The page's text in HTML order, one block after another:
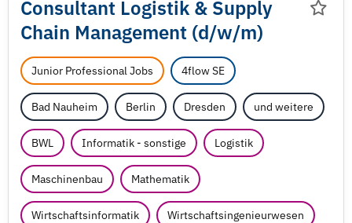
Consultant Logistik & Supply
Chain Management (d/w/m)
Junior Professional Jobs 4flow SE
Bad Nauheim Berlin Dresden und weitere
BWL Informatik - sonstige Logistik
Maschinenbau Mathematik
Wirtschaftsinformatik Wirtschaftsingenieurwesen